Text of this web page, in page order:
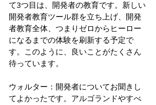
て3つ目は、開発者の教育です。新しい
開発者教育ツール群を立ち上げ、開発
者教育全体、つまりゼロからヒーロー
になるまでの体験を刷新する予定で
す。このように、良いことがたくさん
待っています。
ウォルター：開発者についてお聞きし
てよかったです。アルゴランドやすべ